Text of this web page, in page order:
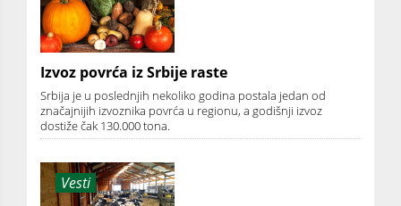
Izvoz povrća iz Srbije raste
Srbija je u poslednjih nekoliko godina postala jedan od
značajnijih izvoznika povrća u regionu, a godišnji izvoz
dostiže čak 130.000 tona.
Vesti